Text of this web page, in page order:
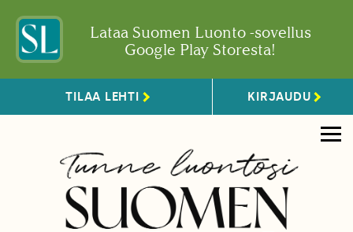
Lataa Suomen Luonto -sovellus
Google Play Storesta!
TILAA LEHTI KIRJAUDU